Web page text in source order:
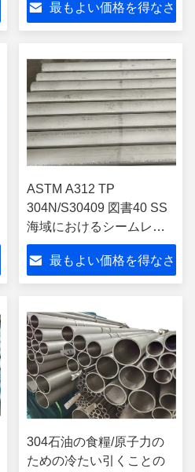
最もよい価格を得なさ
ASTM A312 TP
304N/S30409 図書40 SS
海域におけるシームレス
パイプ
最もよい価格を得なさ
304石油の食糧/原子力の
ための冷たい引くことの